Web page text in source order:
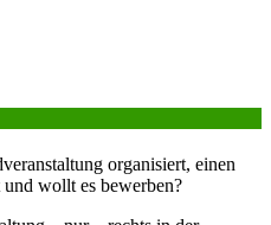
organisiert, einen
wollt es bewerben?